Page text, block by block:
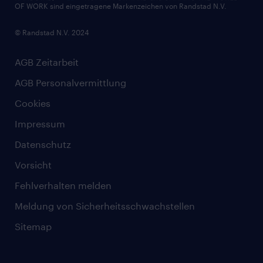
AGB Zeitarbeit
AGB Personalvermittlung
Cookies
Impressum
Datenschutz
Vorsicht
Fehlverhalten melden
Meldung von Sicherheitsschwachstellen
Sitemap
OF WORK sind eingetragene Markenzeichen von Randstad N.V.
© Randstad N.V. 2024